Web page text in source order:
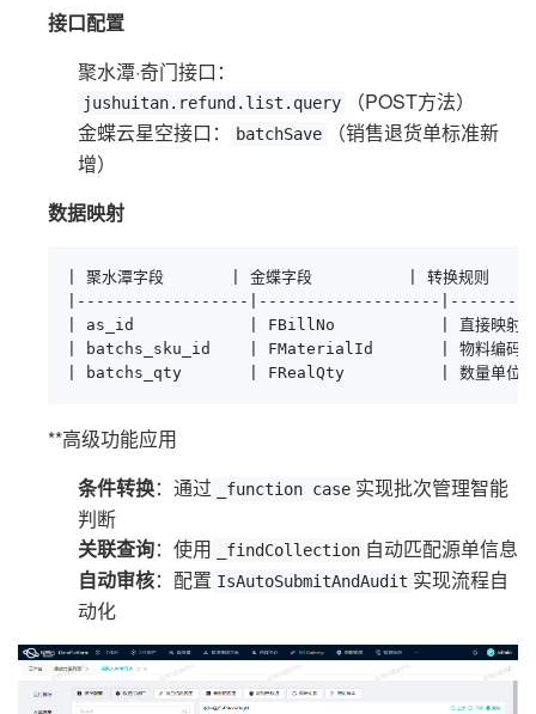
接口配置
聚水潭·奇门接口：
jushuitan.refund.list.query
（POST方法）
金蝶云星空接口：
batchSave
（销售退货单标准新
增）
数据映射
| 聚水潭字段       | 金蝶字段          | 转换规
|------------------|-------------------
| as_id            | FBillNo           | 直接映
| batchs_sku_id    | FMaterialId       | 物料编
| batchs_qty       | FRealQty          | 数量单
**高级功能应用
条件转换：通过 _function case 实现批次管理智能
判断
关联查询：使用 _findCollection 自动匹配源单信息
自动审核：配置 IsAutoSubmitAndAudit 实现流程自
动化